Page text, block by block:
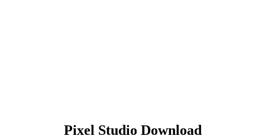
Pixel Studio Download